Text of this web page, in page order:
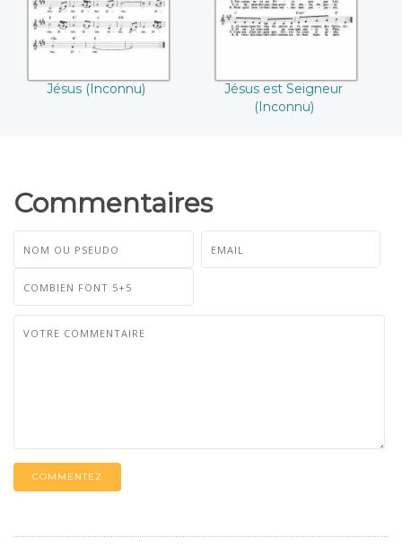
Jésus (Inconnu)
Jésus est Seigneur
(Inconnu)
Commentaires
COMMENTEZ